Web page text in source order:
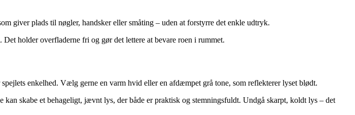
giver plads til nøgler, handsker eller småting – uden at forstyrre det enkle udtryk.
holder overfladerne fri og gør det lettere at bevare roen i rummet.
enkelhed. Vælg gerne en varm hvid eller en afdæmpet grå tone, som reflekterer lyset blødt.
skabe et behageligt, jævnt lys, der både er praktisk og stemningsfuldt. Undgå skarpt, koldt lys – det